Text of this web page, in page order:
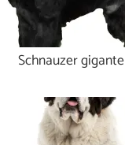
Schnauzer gigante